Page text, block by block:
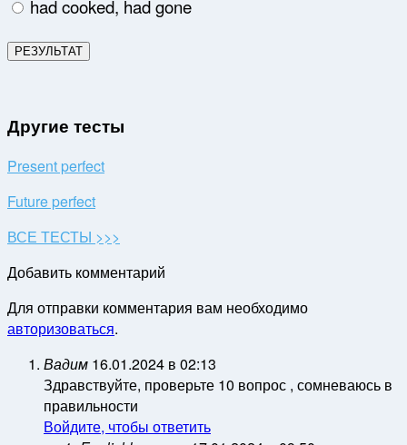
had cooked, had gone
Другие тесты
Present perfect
Future perfect
ВСЕ ТЕСТЫ >>>
Добавить комментарий
Для отправки комментария вам необходимо
авторизоваться.
Вадим 16.01.2024 в 02:13
Здравствуйте, проверьте 10 вопрос , сомневаюсь в
правильности
Войдите, чтобы ответить